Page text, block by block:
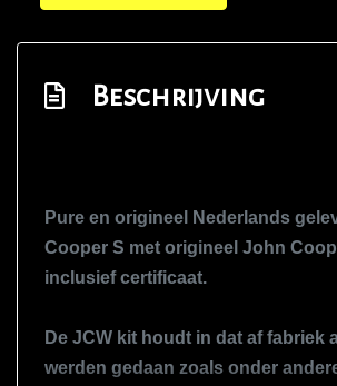
Getint glas
Koplampreiniging
Lichtmetalen velgen 17"
Mistlampen voor
Panoramadak
Beschrijving
Pure en origineel Nederlands
Cooper S met origineel John
inclusief certificaat.
De JCW kit houdt in dat af fabriek
werden gedaan zoals onder